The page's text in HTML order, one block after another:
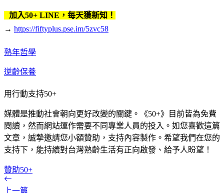
加入50+ LINE，每天獲新知！
→ https://fiftyplus.pse.im/5zvc58
熟年哲學
逆齡保養
用行動支持50+
媒體是推動社會朝向更好改變的關鍵。《50+》目前皆為免費
閱讀，然而網站運作需要不同專業人員的投入。如您喜歡這篇
文章，誠摯邀請您小額贊助，支持內容製作。希望我們在您的
支持下，能持續對台灣熟齡生活有正向啟發、給予人盼望！
贊助50+
上一篇